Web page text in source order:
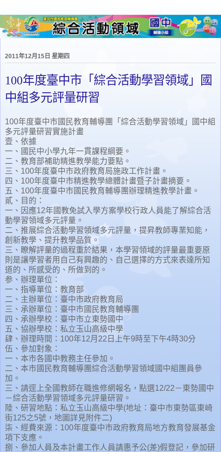
2011年12月15日 星期四
100年度臺中市「綜合活動學習領域」國
中組多元評量研習
100年度臺中市國民教育輔導團「綜合活動學習領域」國中組
多元評量研習實施計畫
壹、依據
一、國民中小學九年一貫課程綱要。
二、教育部補助精進教學能力要點。
三、100年度臺中市政府教育局施政工作計畫。
四、100年度臺中市精進教學總體計畫暨子計畫摘要。
五、100年度臺中市國民教育輔導團辦理精進教學計畫。
貳、目的：
一、因應12年國教免試入學方案學校行政人員能了解綜合活
動學習領域多元評量。
二、推展綜合活動學習領域多元評量，提昇教師專業知能，
創新教學、提升教學品質。
三、瞭解評量的過程重於結果，本學習領域的評量最重要原
則是讓學習者用自己有興趣的、自己選擇的方式來表達所知
道的、所感受的、所做到的。
参、辦理單位：
一、指導單位：教育部
二、主辦單位：臺中市政府教育局
三、承辦單位：臺中市國民教育輔導團
四、承辦學校：臺中市立東勢國中
五、協辦學校：私立玉山高級中學
肆、辦理時間：100年12月22日上午9時至下午4時30分
伍、參加對象：
一、本市各國中教務主任參加。
二、本市國民教育輔導團綜合活動學習領域國中組團員參
加。
三、請逕上全國教師在職進修網報名，點選12/22－東勢國中
－綜合活動學習領域多元評量研習。
陸、研習地點：私立玉山高級中學(地址：臺中市東勢區東崎
街125之5號，地圖詳見附件二)
柒、經費來源：100年度臺中市政府教育局地方教育發展基金
項下支應。
捌、參加人員及本計畫工作人員請惠予公(差)假登記，參加研